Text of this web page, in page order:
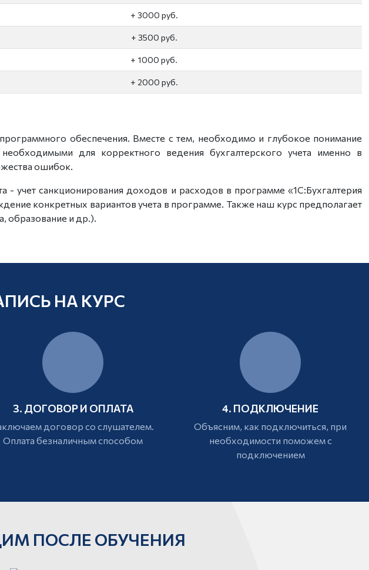
+ 3000 руб.
+ 3500 руб.
+ 1000 руб.
+ 2000 руб.
обеспечения. Вместе с тем, необходимо и глубокое понимание
для корректного ведения бухгалтерского учета именно в
ошибок.
- учет санкционирования доходов и расходов в программе «1С:Бухгалтерия
конкретных вариантов учета в программе. Также наш курс предполагает
образование и др.).
НА КУРС
3. ДОГОВОР И ОПЛАТА
договор со слушателем.
Оплата безналичным способом
4. ПОДКЛЮЧЕНИЕ
Объясним, как подключиться, при
необходимости поможем с
подключением
ПОСЛЕ ОБУЧЕНИЯ